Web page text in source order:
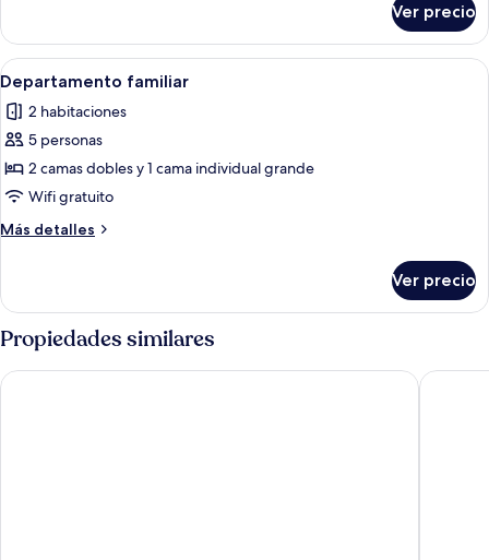
Deluxe
Ver precio
Abrir
todas
las
fotos
de
Departamento
familiar
Ropa de cama de alta calidad y
19
Departamento familiar
2 habitaciones
5 personas
2 camas dobles y 1 cama individual grande
Wifi gratuito
Más detalles
Más
familiar
Ver precio
Propiedades similares
Oslo Gardens